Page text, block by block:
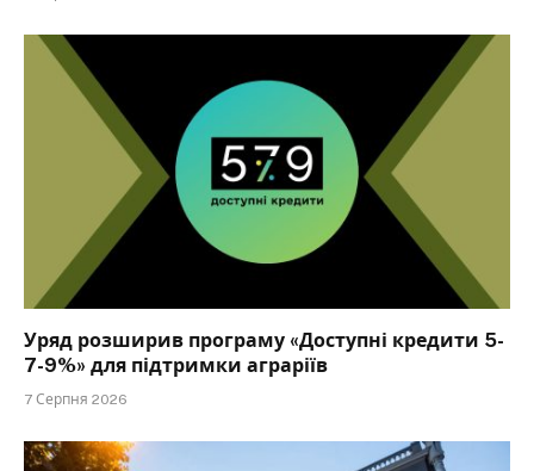
Уряд розширив програму «Доступні кредити 5-
7-9%» для підтримки аграріїв
7 Серпня 2026